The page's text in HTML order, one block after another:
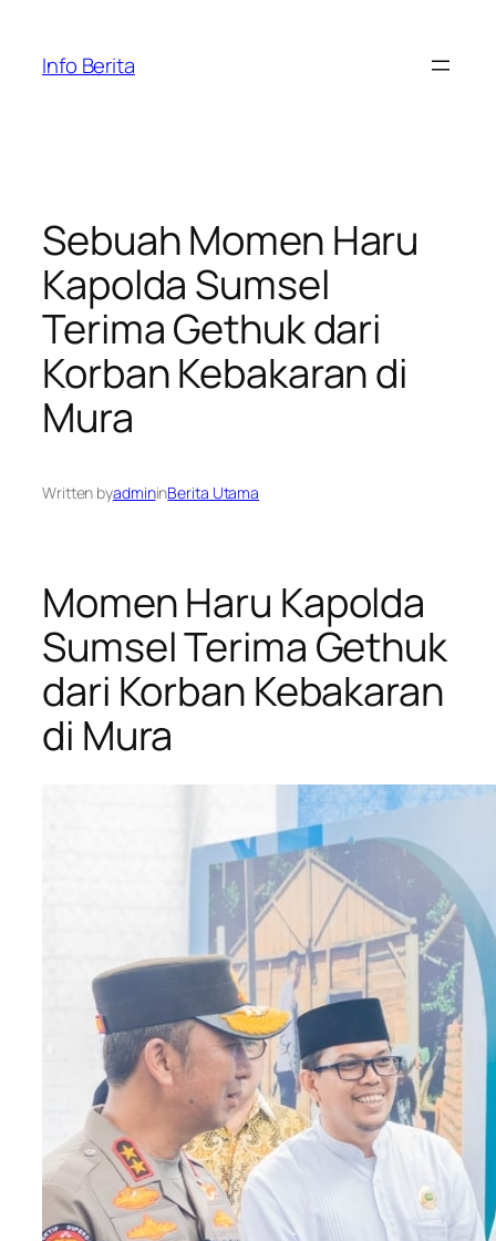
content
Info Berita
Sebuah Momen Haru
Kapolda Sumsel
Terima Gethuk dari
Korban Kebakaran di
Mura
Written byadmininBerita Utama
Momen Haru Kapolda
Sumsel Terima Gethuk
dari Korban Kebakaran
di Mura